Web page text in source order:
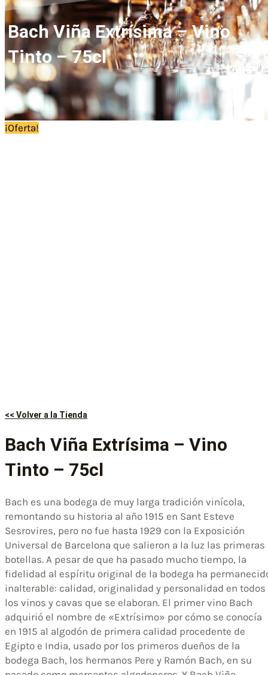
Bach Viña Extrísima – Vino
Tinto – 75cl
¡Oferta!
<< Volver a la Tienda
Bach Viña Extrísima – Vino
Tinto – 75cl
Bach es una bodega de muy larga tradición vinícola,
remontando su historia al año 1915 en Sant Esteve
Sesrovires, pero no fue hasta 1929 con la Exposición
Universal de Barcelona que salieron a la luz las primeras
botellas. A pesar de que ha pasado mucho tiempo, la
fidelidad al espíritu original de la bodega ha
inalterable: calidad, originalidad y personalidad en todos
los vinos y cavas que se elaboran. El primer vino Bach
adquirió el nombre de «Extrísimo» por cómo se conocía
en 1915 al algodón de primera calidad procedente de
Egipto e India, usado por los primeros dueños de la
bodega Bach, los hermanos Pere y Ramón Bach, en su